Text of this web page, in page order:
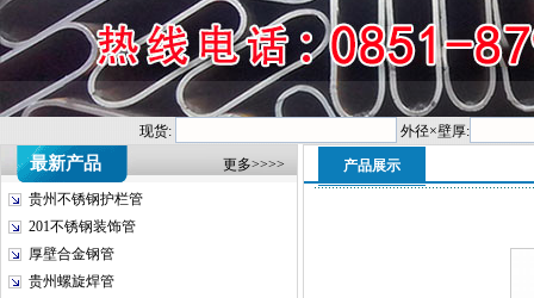
现货: 外径×壁厚:
最新产品 更多>>>>
贵州不锈钢护栏管
201不锈钢装饰管
厚壁合金钢管
贵州螺旋焊管
产品展示